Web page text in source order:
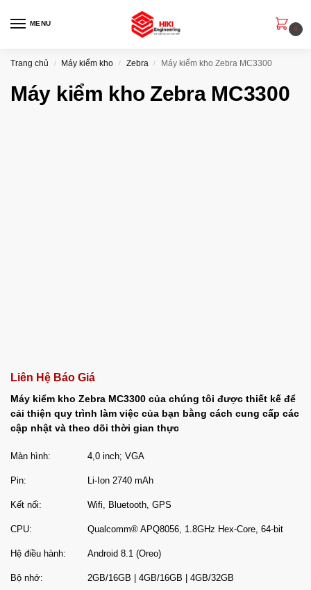
MENU
0
Trang chủ / Máy kiểm kho / Zebra / Máy kiểm kho Zebra MC3300
Máy kiểm kho Zebra MC3300
Liên Hệ Báo Giá
Máy kiểm kho Zebra MC3300 của chúng tôi được thiết kế để
cải thiện quy trình làm việc của bạn bằng cách cung cấp các
cập nhật và theo dõi thời gian thực
Màn hình: 4,0 inch; VGA
Pin: Li-Ion 2740 mAh
Kết nối: Wifi, Bluetooth, GPS
CPU: Qualcomm® APQ8056, 1.8GHz Hex-Core, 64-bit
Hệ điều hành: Android 8.1 (Oreo)
Bộ nhớ: 2GB/16GB | 4GB/16GB | 4GB/32GB